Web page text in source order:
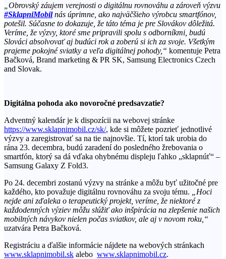
„Obrovský záujem verejnosti o digitálnu rovnováhu a zároveň výzvu
#SklapniMobilnás úprimne, ako najväčšieho výrobcu smartfónov,
potešil. Súčasne to dokazuje, že táto téma je pre Slovákov dôležitá.
Veríme, že výzvy, ktoré sme pripravili spolu s odborníkmi, budú
Slováci absolvovať aj budúci rok a zoberú si ich za svoje. Všetkým
prajeme pokojné sviatky a veľa digitálnej pohody,“ komentuje Petra
Bačková, Brand marketing & PR SK, Samsung Electronics Czech
and Slovak.
Digitálna pohoda ako novoročné predsavzatie?
Adventný kalendár je k dispozícii na webovej stránke
https://www.sklapnimobil.cz/sk/, kde si môžete pozrieť jednotlivé
výzvy a zaregistrovať sa na tie najnovšie. Tí, ktorí tak urobia do
rána 23. decembra, budú zaradení do posledného žrebovania o
smartfón, ktorý sa dá vďaka ohybnému displeju ľahko „sklapnúť“ –
Samsung Galaxy Z Fold3.
Po 24. decembri zostanú výzvy na stránke a môžu byť užitočné pre
každého, kto považuje digitálnu rovnováhu za svoju tému.
„Hoci
nejde ani zďaleka o terapeutický projekt, veríme, že niektoré z
každodenných výziev môžu slúžiť ako inšpirácia na zlepšenie našich
mobilných návykov nielen počas sviatkov, ale aj v novom roku,“
uzatvára Petra Bačková.
Registráciu a ďalšie informácie nájdete na webových stránkach
www.sklapnimobil.sk alebo www.sklapnimobil.cz.